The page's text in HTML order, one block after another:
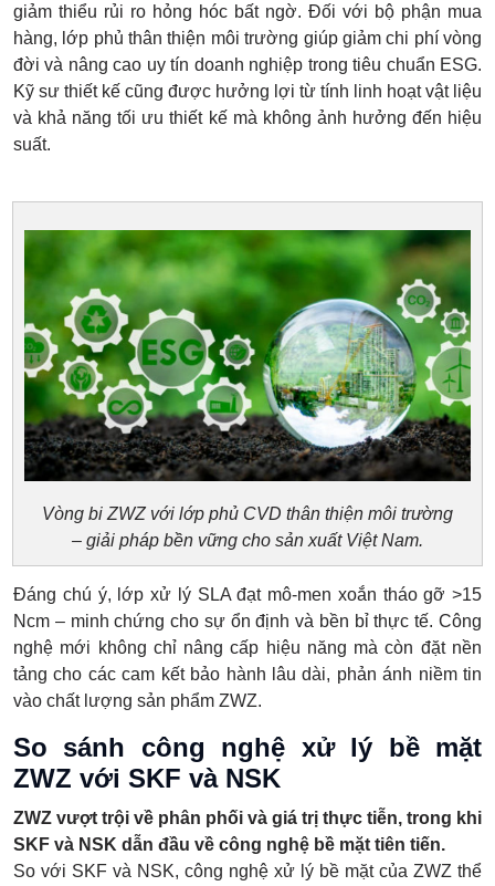
giảm thiểu rủi ro hỏng hóc bất ngờ. Đối với bộ phận mua
hàng, lớp phủ thân thiện môi trường giúp giảm chi phí vòng
đời và nâng cao uy tín doanh nghiệp trong tiêu chuẩn ESG.
Kỹ sư thiết kế cũng được hưởng lợi từ tính linh hoạt vật liệu
và khả năng tối ưu thiết kế mà không ảnh hưởng đến hiệu
suất.
Vòng bi ZWZ với lớp phủ CVD thân thiện môi trường
– giải pháp bền vững cho sản xuất Việt Nam.
Đáng chú ý, lớp xử lý SLA đạt mô-men xoắn tháo gỡ >15
Ncm – minh chứng cho sự ổn định và bền bỉ thực tế. Công
nghệ mới không chỉ nâng cấp hiệu năng mà còn đặt nền
tảng cho các cam kết bảo hành lâu dài, phản ánh niềm tin
vào chất lượng sản phẩm ZWZ.
So sánh công nghệ xử lý bề mặt
ZWZ với SKF và NSK
ZWZ vượt trội về phân phối và giá trị thực tiễn, trong khi
SKF và NSK dẫn đầu về công nghệ bề mặt tiên tiến.
So với SKF và NSK, công nghệ xử lý bề mặt của ZWZ thể